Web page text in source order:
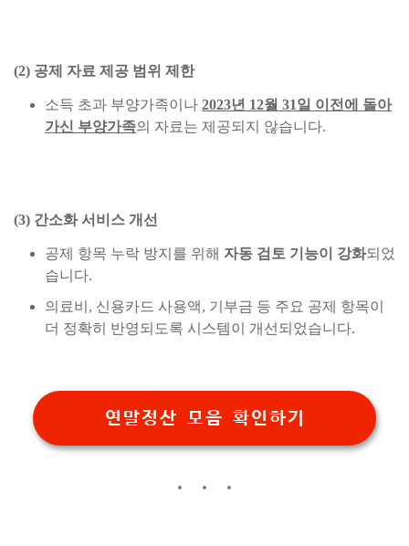
(2) 공제 자료 제공 범위 제한
소득 초과 부양가족이나 2023년 12월 31일 이전에 돌아
가신 부양가족의 자료는 제공되지 않습니다.
(3) 간소화 서비스 개선
공제 항목 누락 방지를 위해 자동 검토 기능이 강화되었
습니다.
의료비, 신용카드 사용액, 기부금 등 주요 공제 항목이
더 정확히 반영되도록 시스템이 개선되었습니다.
연말정산 모음 확인하기